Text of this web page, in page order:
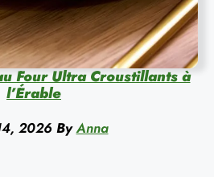
Four Ultra Croustillants à
l’Érable
2026 By Anna